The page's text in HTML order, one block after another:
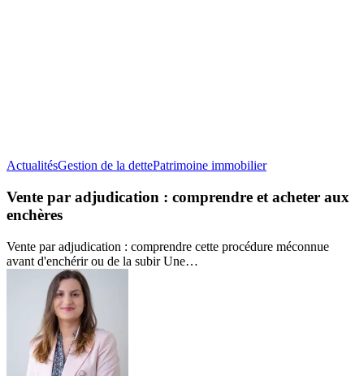
ActualitésGestion de la dettePatrimoine immobilierVente
adjudication
acheter
Vente par adjudication : comprendre et acheter aux
enchères
Vente par adjudication : comprendre cette procédure méconnue
avant d'enchérir ou de la subir Une…